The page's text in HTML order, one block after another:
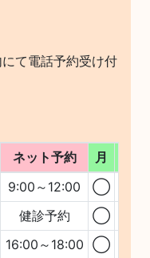
て電話予約受け付
ネット予約 月
9:00～12:00 ◯
健診予約 ◯
16:00～18:00 ◯